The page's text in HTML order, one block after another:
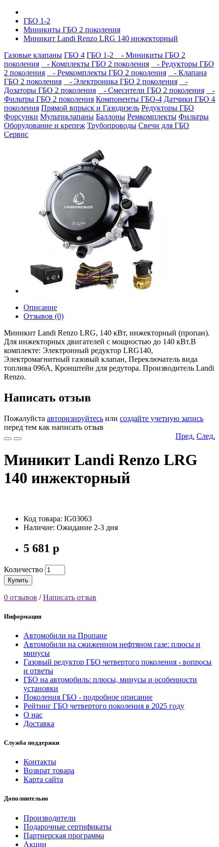
ГБО 1-2
Миникиты ГБО 2 поколения
Миникит Landi Renzo LRG 140 инжекторный
Газовые клапаны ГБО 4 ГБО 1-2
- Миникиты ГБО 2
поколения
- Комплекты ГБО 2 поколения
- Редукторы ГБО
2 поколения
- Ремкомплекты ГБО 2 поколения
- Клапана
ГБО 2 поколения
- Электроника ГБО 2 поколения
-
Дозаторы ГБО 2 поколения
- Смесители ГБО 2 поколения
-
Фильтры ГБО 2 поколения Компоненты ГБО-4 Датчики ГБО 4
поколения Прямой впрыск и Газодизель Редукторы ГБО
Форсунки Мультиклапаны Баллоны Ремкомплекты Фильтры
Оборудование и крепеж Трубопроводы Свечи для ГБО
Сервис
Описание
Отзывов (0)
Миникит Landi Renzo LRG, 140 кВт, инжекторный (пропан).
Для инжекторных двигателей с мощностью до 140 кВт.В
комплекте: Электронный редуктор LRG140,
Электромагнитный газовый клапан, Переключатель вида
топлива 096A, Кронштейн для редутора. Производитель Landi
Renzo.
Написать отзыв
Пожалуйста авторизируйтесь или создайте учетную запись
перед тем как написать отзыв
Пред. След.
Миникит Landi Renzo LRG
140 инжекторный
Код товара: IG03063
Наличие: Ожидание 2-3 дня
5 681 р
Количество
Купить
0 отзывов /Написать отзыв
Информация
Автомобили на Пропане
Автомобили на сжиженном нефтяном газе: плюсы и
минусы
Газовый редуктор ГБО четвертого поколения - вопросы
и ответы
ГБО на автомобиль: плюсы, минусы и особенности
установки
Поколения ГБО - подробное описание
Рейтинг ГБО четвертого поколения в 2025 году
О нас
Доставка
Служба поддержки
Контакты
Возврат товара
Карта сайта
Дополнительно
Производители
Подарочные сертификаты
Партнерская программа
Акции